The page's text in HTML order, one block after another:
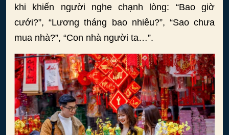
khi khiến người nghe chạnh lòng: “Bao giờ
cưới?”, “Lương tháng bao nhiêu?”, “Sao chưa
mua nhà?”, “Con nhà người ta…”.